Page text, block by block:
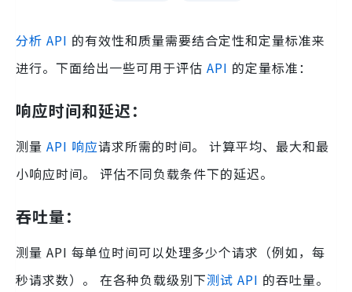
分析 API 的有效性和质量需要结合定性和定量标准来
进行。下面给出一些可用于评估 API 的定量标准：
响应时间和延迟：
测量 API 响应请求所需的时间。 计算平均、最大和最
小响应时间。 评估不同负载条件下的延迟。
吞吐量：
测量 API 每单位时间可以处理多少个请求（例如，每
秒请求数）。 在各种负载级别下测试 API 的吞吐量。